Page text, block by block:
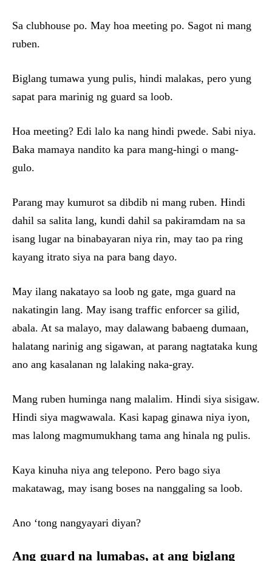
Sa clubhouse po. May hoa meeting po. Sagot ni mang
ruben.
Biglang tumawa yung pulis, hindi malakas, pero yung
sapat para marinig ng guard sa loob.
Hoa meeting? Edi lalo ka nang hindi pwede. Sabi niya.
Baka mamaya nandito ka para mang-hingi o mang-
gulo.
Parang may kumurot sa dibdib ni mang ruben. Hindi
dahil sa salita lang, kundi dahil sa pakiramdam na sa
isang lugar na binabayaran niya rin, may tao pa ring
kayang itrato siya na para bang dayo.
May ilang nakatayo sa loob ng gate, mga guard na
nakatingin lang. May isang traffic enforcer sa gilid,
abala. At sa malayo, may dalawang babaeng dumaan,
halatang narinig ang sigawan, at parang nagtataka kung
ano ang kasalanan ng lalaking naka-gray.
Mang ruben huminga nang malalim. Hindi siya sisigaw.
Hindi siya magwawala. Kasi kapag ginawa niya iyon,
mas lalong magmumukhang tama ang hinala ng pulis.
Kaya kinuha niya ang telepono. Pero bago siya
makatawag, may isang boses na nanggaling sa loob.
Ano ‘tong nangyayari diyan?
Ang guard na lumabas, at ang biglang